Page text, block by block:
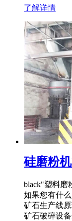
了解详情
硅磨粉
black"塑料磨
如果您有什
矿石生产线
矿石破碎设